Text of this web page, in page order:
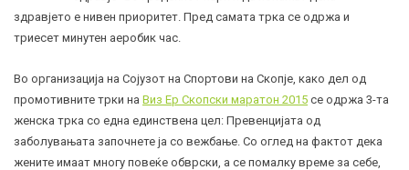
здравјето е нивен приоритет. Пред самата трка се одржа и
триесет минутен аеробик час.
Во организација на Сојузот на Спортови на Скопје, како дел од
промотивните трки на Виз Ер Скопски маратон 2015 се одржа 3-та
женска трка со една единствена цел: Превенцијата од
заболувањата започнете ја со вежбање. Со оглед на фактот дека
жените имаат многу повеќе обврски, а се помалку време за себе,